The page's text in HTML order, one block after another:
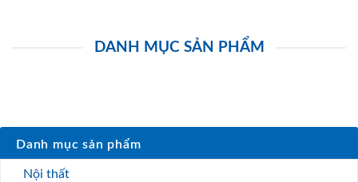
DANH MỤC SẢN PHẨM
Danh mục sản phẩm
Nội thất